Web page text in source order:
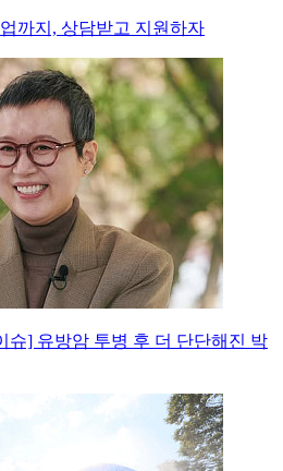
까지, 상담받고 지원하자
슈] 유방암 투병 후 더 단단해진 박